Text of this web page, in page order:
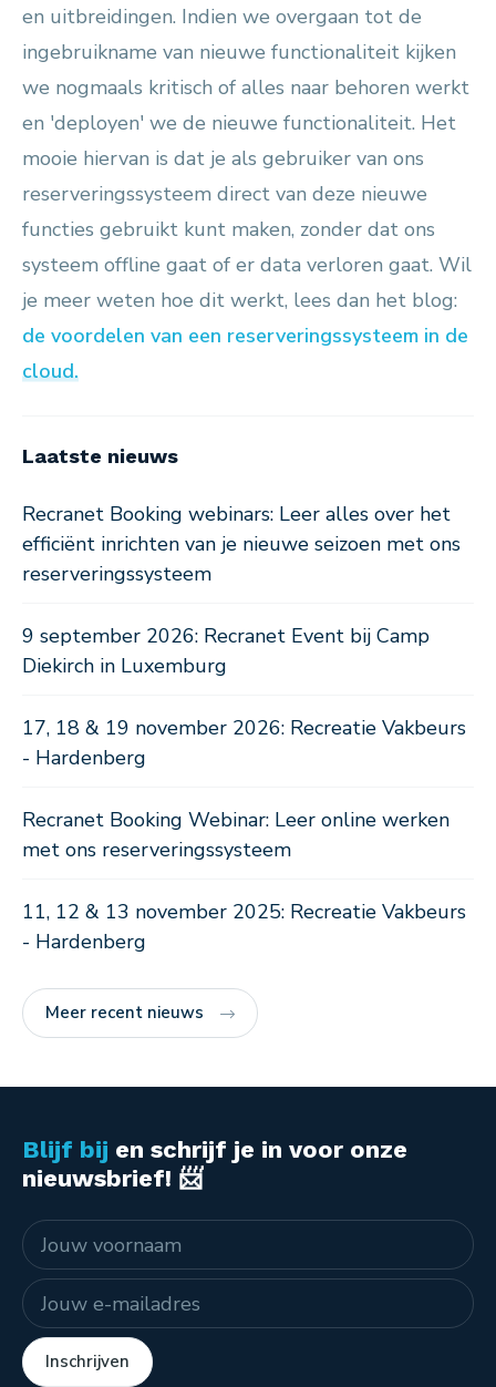
en uitbreidingen. Indien we overgaan tot de
ingebruikname van nieuwe functionaliteit kijken
we nogmaals kritisch of alles naar behoren werkt
en 'deployen' we de nieuwe functionaliteit. Het
mooie hiervan is dat je als gebruiker van ons
reserveringssysteem direct van deze nieuwe
functies gebruikt kunt maken, zonder dat ons
systeem offline gaat of er data verloren gaat. Wil
je meer weten hoe dit werkt, lees dan het blog:
de voordelen van een reserveringssysteem in de
cloud.
Laatste nieuws
Recranet Booking webinars: Leer alles over het
efficiënt inrichten van je nieuwe seizoen met ons
reserveringssysteem
9 september 2026: Recranet Event bij Camp
Diekirch in Luxemburg
17, 18 & 19 november 2026: Recreatie Vakbeurs
- Hardenberg
Recranet Booking Webinar: Leer online werken
met ons reserveringssysteem
11, 12 & 13 november 2025: Recreatie Vakbeurs
- Hardenberg
Meer recent nieuws
Blijf bij en schrijf je in voor onze
nieuwsbrief! 📨
Naam
E-mailadres
Inschrijven